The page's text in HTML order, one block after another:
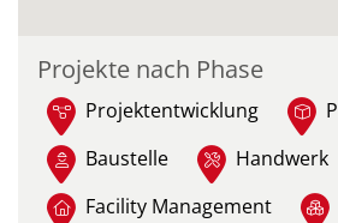
Projekte nach Phase
Projektentwicklung
Baustelle
Handwerk
Facility Management